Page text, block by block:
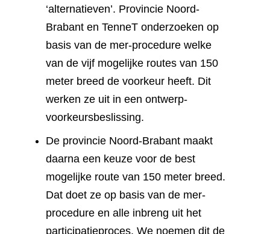
‘alternatieven’. Provincie Noord-
Brabant en TenneT onderzoeken op
basis van de mer-procedure welke
van de vijf mogelijke routes van 150
meter breed de voorkeur heeft. Dit
werken ze uit in een ontwerp-
voorkeursbeslissing.
De provincie Noord-Brabant maakt
daarna een keuze voor de best
mogelijke route van 150 meter breed.
Dat doet ze op basis van de mer-
procedure en alle inbreng uit het
participatieproces. We noemen dit de